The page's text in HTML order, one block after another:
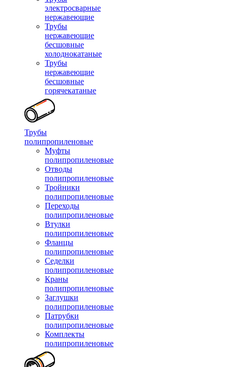
электросварные
нержавеющие
Трубы
нержавеющие
бесшовные
холоднокатаные
Трубы
нержавеющие
бесшовные
горячекатаные
Трубы
полипропиленовые
Муфты
полипропиленовые
Отводы
полипропиленовые
Тройники
полипропиленовые
Переходы
полипропиленовые
Втулки
полипропиленовые
Фланцы
полипропиленовые
Седелки
полипропиленовые
Краны
полипропиленовые
Заглушки
полипропиленовые
Патрубки
полипропиленовые
Комплекты
полипропиленовые